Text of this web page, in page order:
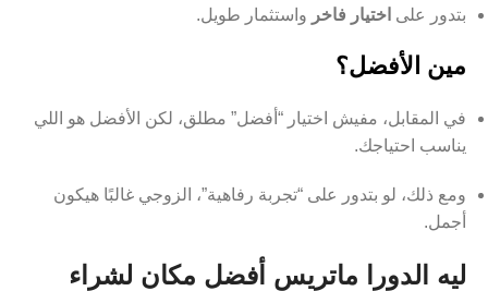
بتدور على اختيار فاخر واستثمار طويل.
مين الأفضل؟
في المقابل، مفيش اختيار “أفضل” مطلق، لكن الأفضل هو اللي
يناسب احتياجك.
ومع ذلك، لو بتدور على “تجربة رفاهية”، الزوجي غالبًا هيكون
أجمل.
ليه الدورا ماتريس أفضل مكان لشراء